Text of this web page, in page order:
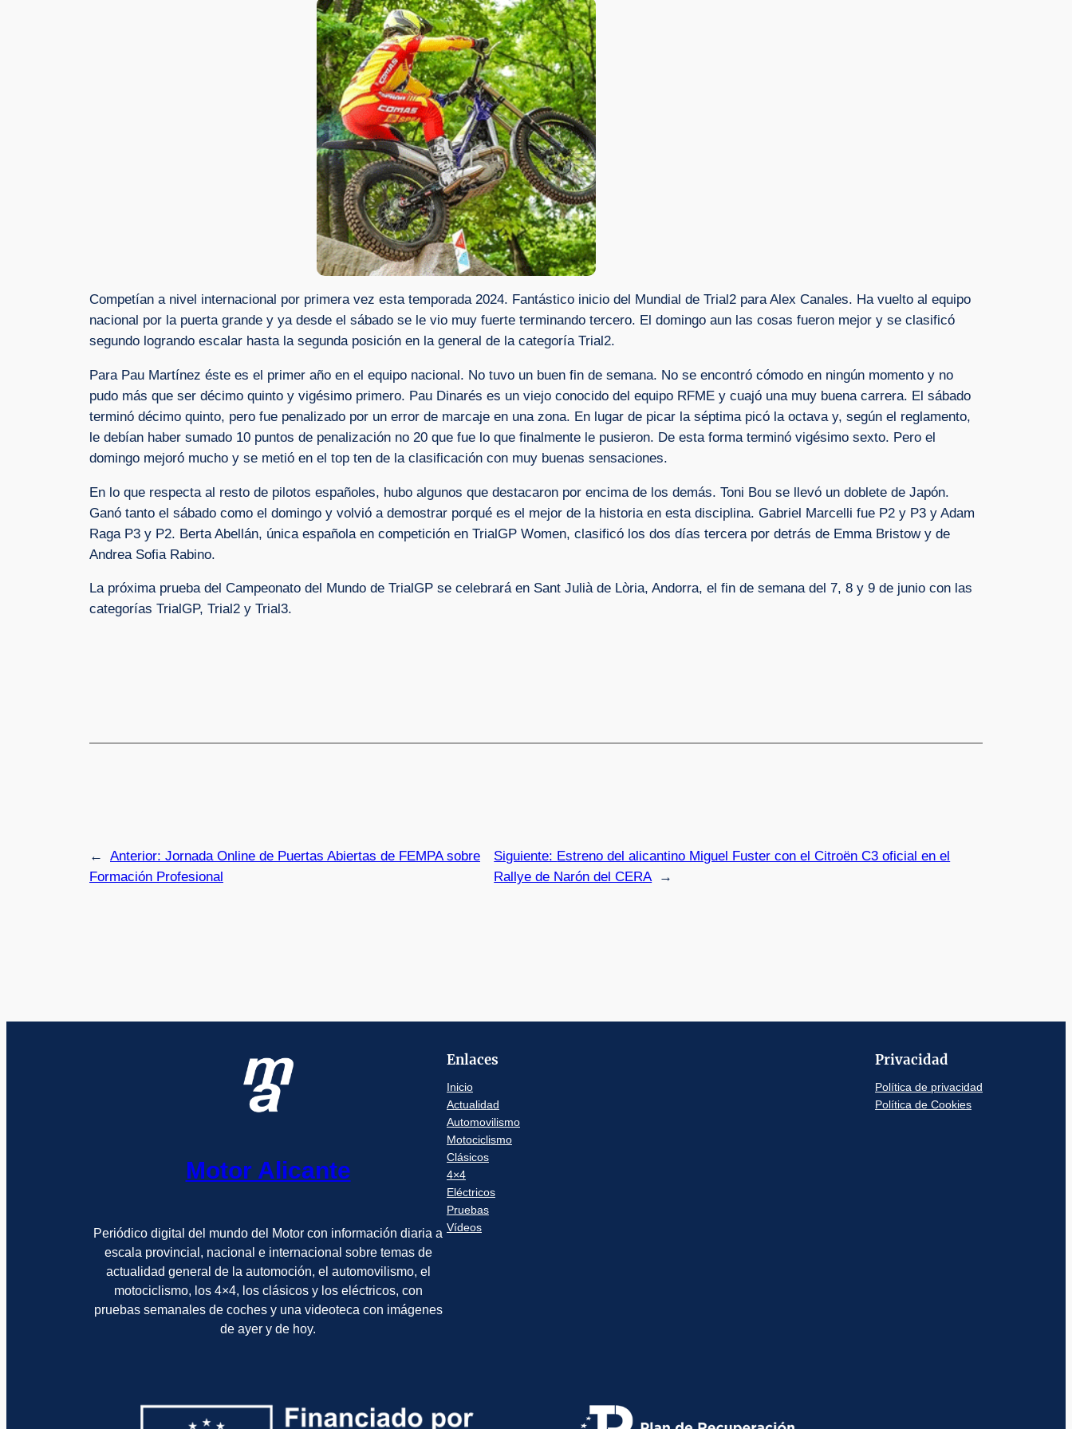
Competían a nivel internacional por primera vez esta temporada 2024. Fantástico inicio del Mundial de Trial2 para Alex Canales. Ha vuelto al equipo
nacional por la puerta grande y ya desde el sábado se le vio muy fuerte terminando tercero. El domingo aun las cosas fueron mejor y se clasificó
segundo logrando escalar hasta la segunda posición en la general de la categoría Trial2.
Para Pau Martínez éste es el primer año en el equipo nacional. No tuvo un buen fin de semana. No se encontró cómodo en ningún momento y no
pudo más que ser décimo quinto y vigésimo primero. Pau Dinarés es un viejo conocido del equipo RFME y cuajó una muy buena carrera. El sábado
terminó décimo quinto, pero fue penalizado por un error de marcaje en una zona. En lugar de picar la séptima picó la octava y, según el reglamento,
le debían haber sumado 10 puntos de penalización no 20 que fue lo que finalmente le pusieron. De esta forma terminó vigésimo sexto. Pero el
domingo mejoró mucho y se metió en el top ten de la clasificación con muy buenas sensaciones.
En lo que respecta al resto de pilotos españoles, hubo algunos que destacaron por encima de los demás. Toni Bou se llevó un doblete de Japón.
Ganó tanto el sábado como el domingo y volvió a demostrar porqué es el mejor de la historia en esta disciplina. Gabriel Marcelli fue P2 y P3 y Adam
Raga P3 y P2. Berta Abellán, única española en competición en TrialGP Women, clasificó los dos días tercera por detrás de Emma Bristow y de
Andrea Sofia Rabino.
La próxima prueba del Campeonato del Mundo de TrialGP se celebrará en Sant Julià de Lòria, Andorra, el fin de semana del 7, 8 y 9 de junio con las
categorías TrialGP, Trial2 y Trial3.
← Anterior: Jornada Online de Puertas Abiertas de FEMPA sobre
Formación Profesional
Siguiente: Estreno del alicantino Miguel Fuster con el Citroën C3 oficial en el
Rallye de Narón del CERA
→
Motor Alicante
Periódico digital del mundo del Motor con información diaria a
escala provincial, nacional e internacional sobre temas de
actualidad general de la automoción, el automovilismo, el
motociclismo, los 4×4, los clásicos y los eléctricos, con
pruebas semanales de coches y una videoteca con imágenes
de ayer y de hoy.
Enlaces
Inicio
Actualidad
Automovilismo
Motociclismo
Clásicos
4×4
Eléctricos
Pruebas
Vídeos
Privacidad
Política de privacidad
Política de Cookies